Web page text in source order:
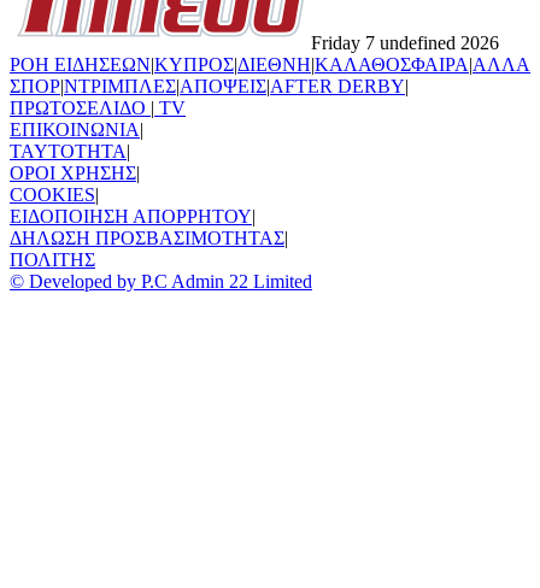
Friday 7 undefined 2026
ΡΟΗ ΕΙΔΗΣΕΩΝ|ΚΥΠΡΟΣ|ΔΙΕΘΝΗ|ΚΑΛΑΘΟΣΦΑΙΡΑ|ΑΛΛΑ
ΣΠΟΡ|ΝΤΡΙΜΠΛΕΣ|ΑΠΟΨΕΙΣ|AFTER DERBY|
ΠΡΩΤΟΣΕΛΙΔΟ | TV
ΕΠΙΚΟΙΝΩΝΙΑ|
TAYTOTHTA|
ΟΡΟΙ ΧΡΗΣΗΣ|
COOKIES|
ΕΙΔΟΠΟΙΗΣΗ ΑΠΟΡΡΗΤΟΥ|
ΔΗΛΩΣΗ ΠΡΟΣΒΑΣΙΜΟΤΗΤΑΣ|
ΠΟΛΙΤΗΣ
© Developed by P.C Admin 22 Limited